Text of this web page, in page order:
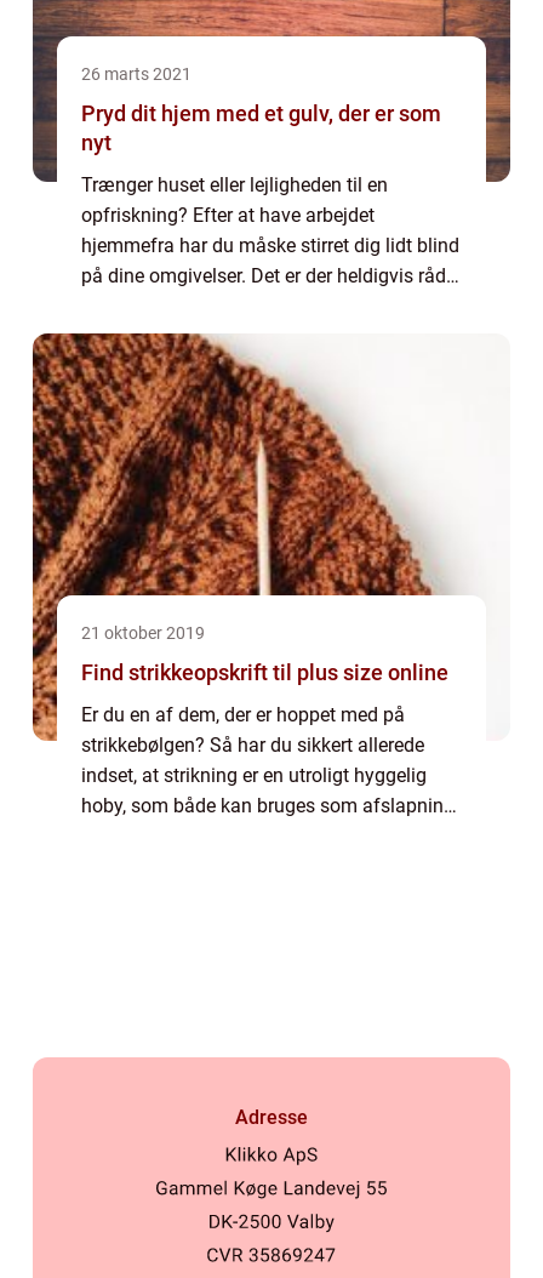
26 marts 2021
Pryd dit hjem med et gulv, der er som
nyt
Trænger huset eller lejligheden til en
opfriskning? Efter at have arbejdet
hjemmefra har du måske stirret dig lidt blind
på dine omgivelser. Det er der heldigvis råd
boligen op på Er du så heldig, at dit hje...
21 oktober 2019
Find strikkeopskrift til plus size online
Er du en af dem, der er hoppet med på
strikkebølgen? Så har du sikkert allerede
indset, at strikning er en utroligt hyggelig
hoby, som både kan bruges som afslapning
Adresse